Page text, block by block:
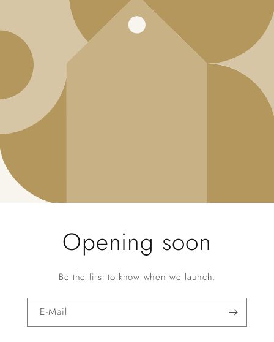
Opening soon
Be the first to know when we launch.
E-Mail